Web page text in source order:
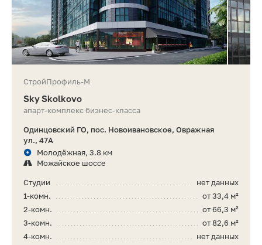
СтройПрофиль-М
Sky Skolkovo
апарт-комплекс бизнес-класса
Одинцовский ГО, пос. Новоивановское, Овражная
ул., 47А
Молодёжная, 3.8 км
Можайское шоссе
нет данных
Студии
от 33,4 м²
1-комн.
от 66,3 м²
2-комн.
от 82,6 м²
3-комн.
нет данных
4-комн.